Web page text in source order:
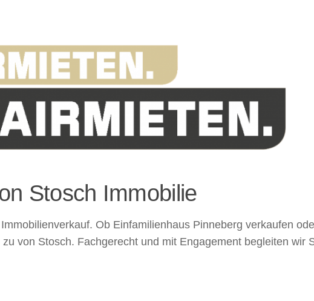
Stosch Immobilie
Ob Einfamilienhaus Pinneberg verkaufen
von Stosch. Fachgerecht und mit Engagement begleiten wir